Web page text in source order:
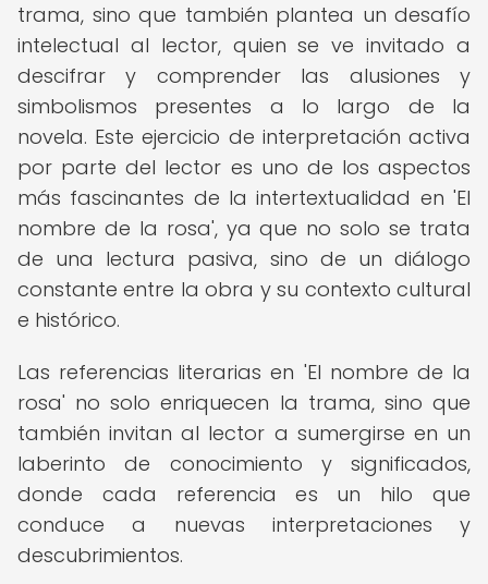
trama, sino que también plantea un desafío
intelectual al lector, quien se ve invitado a
descifrar y comprender las alusiones y
simbolismos presentes a lo largo de la
novela. Este ejercicio de interpretación activa
por parte del lector es uno de los aspectos
más fascinantes de la intertextualidad en 'El
nombre de la rosa', ya que no solo se trata
de una lectura pasiva, sino de un diálogo
constante entre la obra y su contexto cultural
e histórico.
Las referencias literarias en 'El nombre de la
rosa' no solo enriquecen la trama, sino que
también invitan al lector a sumergirse en un
laberinto de conocimiento y significados,
donde cada referencia es un hilo que
conduce a nuevas interpretaciones y
descubrimientos.